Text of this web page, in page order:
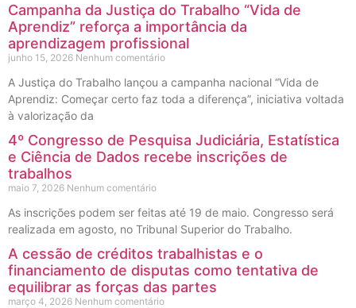
Campanha da Justiça do Trabalho “Vida de
Aprendiz” reforça a importância da
aprendizagem profissional
junho 15, 2026 Nenhum comentário
A Justiça do Trabalho lançou a campanha nacional “Vida de
Aprendiz: Começar certo faz toda a diferença”, iniciativa voltada
à valorização da
4º Congresso de Pesquisa Judiciária, Estatística
e Ciência de Dados recebe inscrições de
trabalhos
maio 7, 2026 Nenhum comentário
As inscrições podem ser feitas até 19 de maio. Congresso será
realizada em agosto, no Tribunal Superior do Trabalho.
A cessão de créditos trabalhistas e o
financiamento de disputas como tentativa de
equilibrar as forças das partes
março 4, 2026 Nenhum comentário